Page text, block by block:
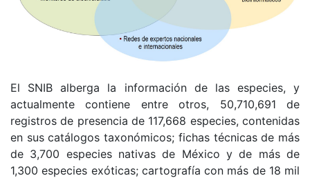
El SNIB alberga la información de las especies, y
actualmente contiene entre otros, 50,710,691 de
registros de presencia de 117,668 especies, contenidas
en sus catálogos taxonómicos; fichas técnicas de más
de 3,700 especies nativas de México y de más de
1,300 especies exóticas; cartografía con más de 18 mil